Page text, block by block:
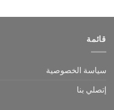
قائمة
سياسة الخصوصية
إتصلي بنا